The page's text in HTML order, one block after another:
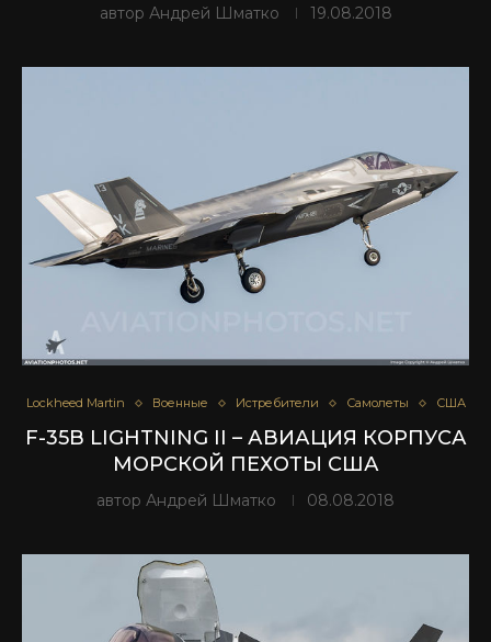
автор Андрей Шматко 19.08.2018
Lockheed Martin Военные Истребители Самолеты США
F-35B LIGHTNING II – АВИАЦИЯ КОРПУСА
МОРСКОЙ ПЕХОТЫ США
автор Андрей Шматко 08.08.2018